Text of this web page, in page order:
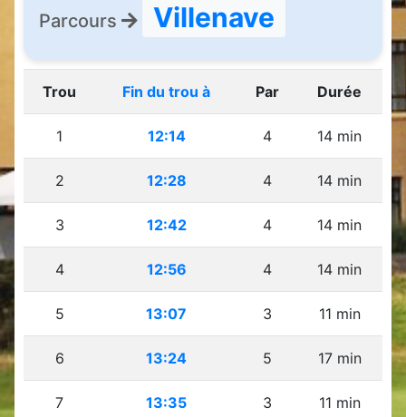
Parcours Villenave
Trou Fin du trou à Par Durée
1 12:14 4 14 min
2 12:28 4 14 min
3 12:42 4 14 min
4 12:56 4 14 min
5 13:07 3 11 min
6 13:24 5 17 min
7 13:35 3 11 min